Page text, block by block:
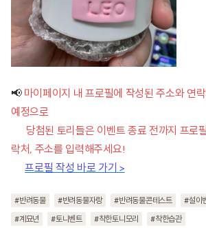
📢 마이페이지 내 프로필에 작성된 주소와 연
예정으로
당첨된 토리들은 이벤트 종료 전까지 프로
락처, 주소를 입력해주세요!
프로필 작성 바로 가기 >
#반려동물 #반려동물자랑 #반려동물콘테스트 #설이
#계묘년 #토니벤트 #착한토니모리 #착한습관